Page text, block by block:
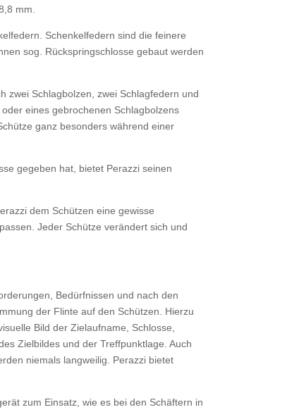
mm.
Schenkelfedern sind die feinere
sog. Rückspringschlosse gebaut werden
zwei Schlagbolzen, zwei Schlagfedern und
eines gebrochenen Schlagbolzens
ganz besonders während einer
gegeben hat, bietet Perazzi seinen
dem Schützen eine gewisse
Jeder Schütze verändert sich und
Bedürfnissen und nach den
der Flinte auf den Schützen. Hierzu
Bild der Zielaufname, Schlosse,
Zielbildes und der Treffpunktlage. Auch
niemals langweilig. Perazzi bietet
zum Einsatz, wie es bei den Schäftern in